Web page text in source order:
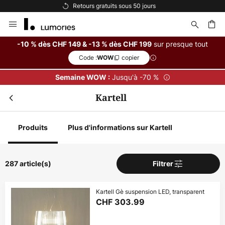
Options de paiement flexibles
Allez
au
contenu
-10 % dès CHF 149 & -13 % dès CHF 199 sur presque tout
Code :WOW copier
Semaine WOW :Jusqu'à -70 %
Kartell
Produits Plus d'informations sur Kartell
287 article(s) Filtrer
Kartell Gè suspension LED, transparent
CHF 303.99
Remise supplémentaire
-10 % suppl.dès CHF 149
-13 % suppl.dès CHF 199
En profiter
*Marques exclues